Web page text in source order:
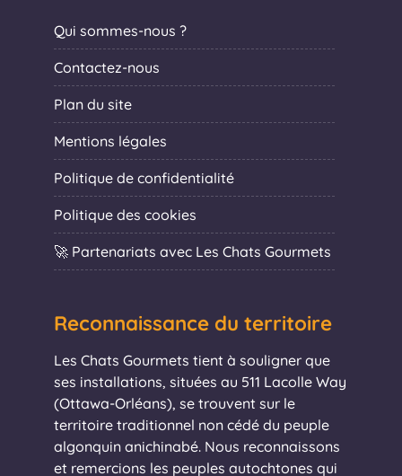
Qui sommes-nous ?
Contactez-nous
Plan du site
Mentions légales
Politique de confidentialité
Politique des cookies
🚀 Partenariats avec Les Chats Gourmets
Reconnaissance du territoire
Les Chats Gourmets tient à souligner que
ses installations, situées au 511 Lacolle Way
(Ottawa-Orléans), se trouvent sur le
territoire traditionnel non cédé du peuple
algonquin anichinabé. Nous reconnaissons
et remercions les peuples autochtones qui